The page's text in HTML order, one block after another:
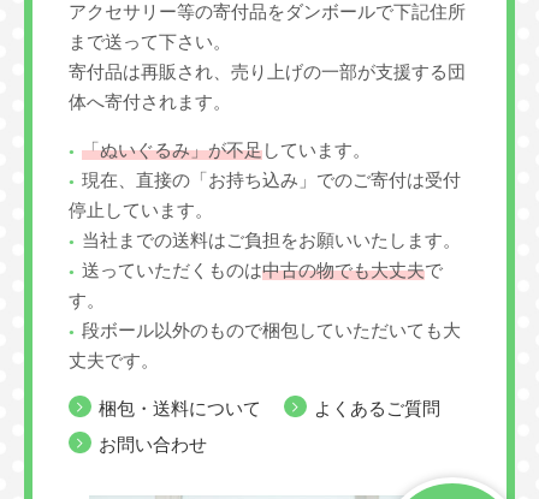
アクセサリー等の寄付品をダンボールで下記住所
まで送って下さい。
寄付品は再販され、売り上げの一部が支援する団
体へ寄付されます。
「ぬいぐるみ」が不足しています。
現在、直接の「お持ち込み」でのご寄付は受付
停止しています。
当社までの送料はご負担をお願いいたします。
送っていただくものは中古の物でも大丈夫で
す。
段ボール以外のもので梱包していただいても大
丈夫です。
梱包・送料について
よくあるご質問
お問い合わせ